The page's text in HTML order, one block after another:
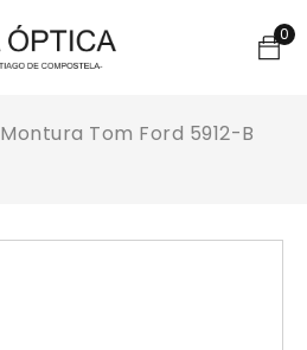
0
Montura Tom Ford 5912-B